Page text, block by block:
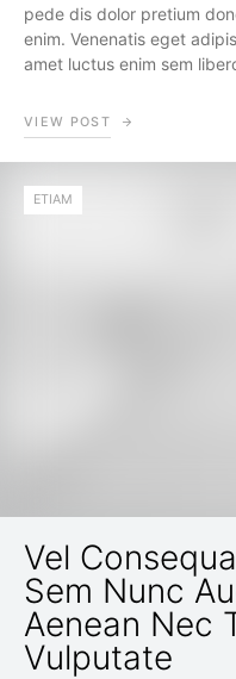
pede dis dolor pretium
enim. Venenatis eget
amet luctus enim sem
VIEW POST
ETIAM
Vel
Sem Nunc
Aenean Nec
Vulputate